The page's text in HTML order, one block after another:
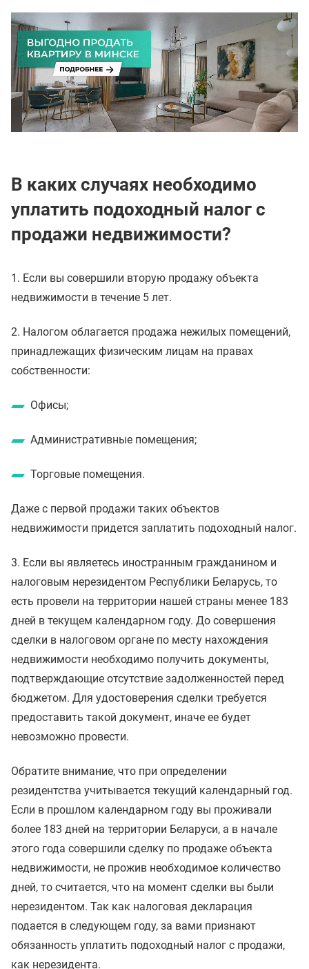
В каких случаях необходимо
уплатить подоходный налог с
продажи недвижимости?
1. Если вы совершили вторую продажу объекта
недвижимости в течение 5 лет.
2. Налогом облагается продажа нежилых помещений,
принадлежащих физическим лицам на правах
собственности:
Офисы;
Административные помещения;
Торговые помещения.
Даже с первой продажи таких объектов
недвижимости придется заплатить подоходный налог.
3. Если вы являетесь иностранным гражданином и
налоговым нерезидентом Республики Беларусь, то
есть провели на территории нашей страны менее 183
дней в текущем календарном году. До совершения
сделки в налоговом органе по месту нахождения
недвижимости необходимо получить документы,
подтверждающие отсутствие задолженностей перед
бюджетом. Для удостоверения сделки требуется
предоставить такой документ, иначе ее будет
невозможно провести.
Обратите внимание, что при определении
резидентства учитывается текущий календарный год.
Если в прошлом календарном году вы проживали
более 183 дней на территории Беларуси, а в начале
этого года совершили сделку по продаже объекта
недвижимости, не прожив необходимое количество
дней, то считается, что на момент сделки вы были
нерезидентом. Так как налоговая декларация
подается в следующем году, за вами признают
обязанность уплатить подоходный налог с продажи,
как нерезидента.